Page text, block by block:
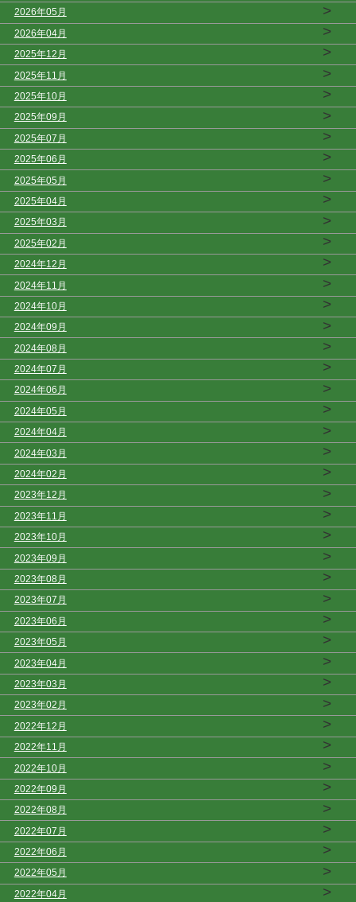
2026年05月 >
2026年04月 >
2025年12月 >
2025年11月 >
2025年10月 >
2025年09月 >
2025年07月 >
2025年06月 >
2025年05月 >
2025年04月 >
2025年03月 >
2025年02月 >
2024年12月 >
2024年11月 >
2024年10月 >
2024年09月 >
2024年08月 >
2024年07月 >
2024年06月 >
2024年05月 >
2024年04月 >
2024年03月 >
2024年02月 >
2023年12月 >
2023年11月 >
2023年10月 >
2023年09月 >
2023年08月 >
2023年07月 >
2023年06月 >
2023年05月 >
2023年04月 >
2023年03月 >
2023年02月 >
2022年12月 >
2022年11月 >
2022年10月 >
2022年09月 >
2022年08月 >
2022年07月 >
2022年06月 >
2022年05月 >
2022年04月 >